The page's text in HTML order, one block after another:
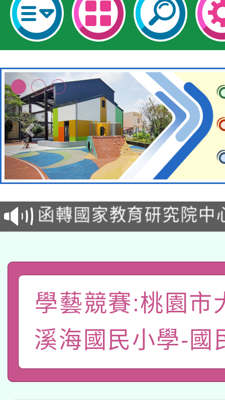
轉知教育部國民及學前
國立臺灣師範大學辦理
業成長研習」實施計畫
函轉國家教育研究院中
原住民族教育政策研討
族教育國際趨勢與發展
轉知教育部國民及學前
新北市政府教育局辦理
師專業成長研習實施計
方素養工作坊新北場」
函轉國立臺灣師範大學
族語言臺北學習中心
「族語學習班」招生簡
文教學共融平台-教案
件」活動簡章
教育部國民及學前教育
年度COVID-19疫苗接
接種對象擴大為「滿6
本市兒童口腔健康促進
得重審後實發金額試算
「115年度教育部國民
學藝競賽:桃園市
溪海國民小學-國